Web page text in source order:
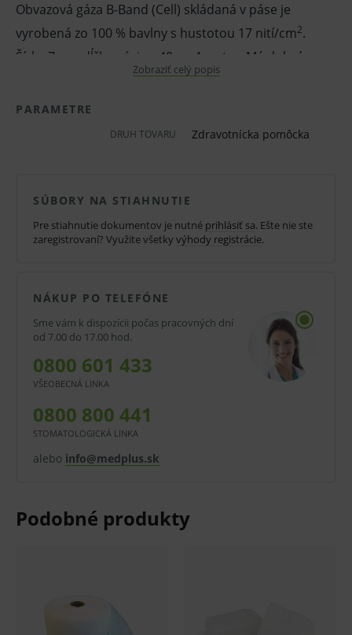
Obvazová gáza B-Band (Cell) skládaná v páse je
vyrobená zo 100 % bavlny s hustotou 17 nití/cm2.
Šírka 7 cm, dĺžka návinu 40 m, 4 vrstvy. Má dobrú
drenážnu schopnosť, je jemná, savá, dobre prilnavá a
vysoko priedušná.
Vďaka praktickému prevedeniu sa z gázy dajú zhotoviť
a silne secernujúcich ran, k absorpcii výpotkov atď.
Vlastnosti a výhody:
Jemná a savá.
Priedušná.
Pre primárne znečistenie, infikovaných rán a
Balenie:
Pred použitím zdravotníckej pomôcky a diagnostickej
Zobraziť celý popis
PARAMETRE
DRUH TOVARU Zdravotnícka pomôcka
SÚBORY NA STIAHNUTIE
Pre stiahnutie dokumentov je nutné prihlásiť sa. Ešte nie ste
zaregistrovaní? Využite všetky výhody registrácie.
NÁKUP PO TELEFÓNE
Sme vám k dispozícii počas pracovných dní
od 7.00 do 17.00 hod.
0800 601 433
VŠEOBECNÁ LINKA
0800 800 441
STOMATOLOGICKÁ LINKA
alebo info@medplus.sk